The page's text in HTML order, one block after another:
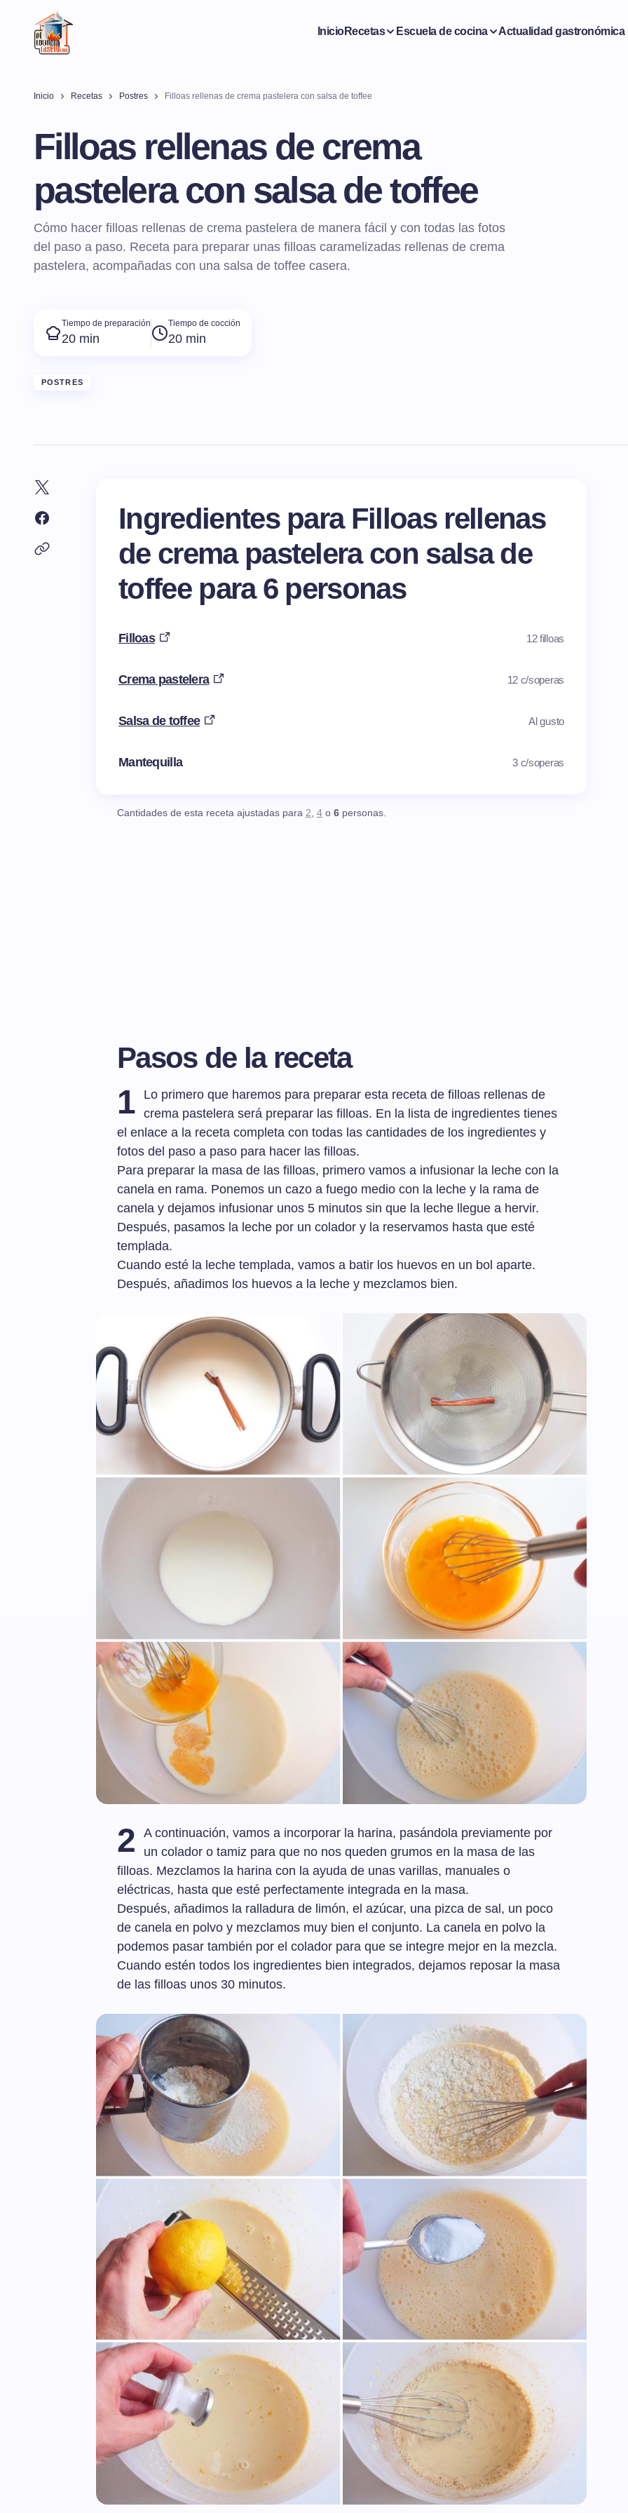
InicioRecetas Escuela de cocina Actualidad gastronómica
Inicio Recetas Postres Filloas rellenas de crema pastelera con salsa de toffee
Filloas rellenas de crema
pastelera con salsa de toffee
Cómo hacer filloas rellenas de crema pastelera de manera fácil y con todas las fotos
del paso a paso. Receta para preparar unas filloas caramelizadas rellenas de crema
pastelera, acompañadas con una salsa de toffee casera.
Tiempo de preparación
20 min
Tiempo de cocción
20 min
POSTRES
Ingredientes para Filloas rellenas
de crema pastelera con salsa de
toffee para 6 personas
Filloas 12 filloas
Crema pastelera 12 c/soperas
Salsa de toffee Al gusto
Mantequilla 3 c/soperas
Cantidades de esta receta ajustadas para 2, 4 o 6 personas.
Pasos de la receta
1
Lo primero que haremos para preparar esta receta de filloas rellenas de
crema pastelera será preparar las filloas. En la lista de ingredientes tienes
el enlace a la receta completa con todas las cantidades de los ingredientes y
fotos del paso a paso para hacer las filloas.
Para preparar la masa de las filloas, primero vamos a infusionar la leche con la
canela en rama. Ponemos un cazo a fuego medio con la leche y la rama de
canela y dejamos infusionar unos 5 minutos sin que la leche llegue a hervir.
Después, pasamos la leche por un colador y la reservamos hasta que esté
templada.
Cuando esté la leche templada, vamos a batir los huevos en un bol aparte.
Después, añadimos los huevos a la leche y mezclamos bien.
2
A continuación, vamos a incorporar la harina, pasándola previamente por
un colador o tamiz para que no nos queden grumos en la masa de las
filloas. Mezclamos la harina con la ayuda de unas varillas, manuales o
eléctricas, hasta que esté perfectamente integrada en la masa.
Después, añadimos la ralladura de limón, el azúcar, una pizca de sal, un poco
de canela en polvo y mezclamos muy bien el conjunto. La canela en polvo la
podemos pasar también por el colador para que se integre mejor en la mezcla.
Cuando estén todos los ingredientes bien integrados, dejamos reposar la masa
de las filloas unos 30 minutos.